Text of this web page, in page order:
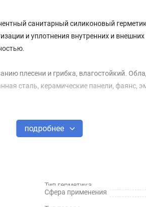
санитарный силиконовый
и уплотнения внутренних и
плесени и грибка, влагостойкий.
сталь, керамические панели, фаянс,
подробнее
Тип герметика
Сфера применения